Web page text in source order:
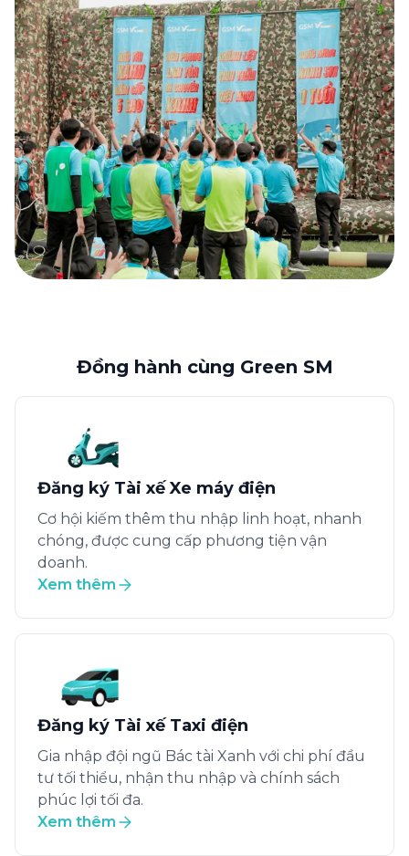
Đồng hành cùng Green SM
Đăng ký Tài xế Xe máy điện
Cơ hội kiếm thêm thu nhập linh hoạt, nhanh
chóng, được cung cấp phương tiện vận
doanh.
Xem thêm
Đăng ký Tài xế Taxi điện
Gia nhập đội ngũ Bác tài Xanh với chi phí đầu
tư tối thiểu, nhận thu nhập và chính sách
phúc lợi tối đa.
Xem thêm